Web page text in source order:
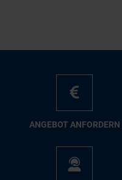
AN­GE­BOT AN­FOR­DERN